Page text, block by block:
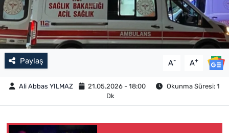
Paylaş A- A+
Ali Abbas YILMAZ 21.05.2026 - 18:00
Okunma Süresi: 1
Dk